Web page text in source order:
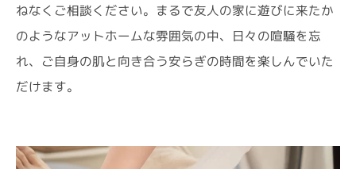
ねなくご相談ください。まるで友人の家に遊びに来たか
のようなアットホームな雰囲気の中、日々の喧騒を忘
れ、ご自身の肌と向き合う安らぎの時間を楽しんでいた
だけます。